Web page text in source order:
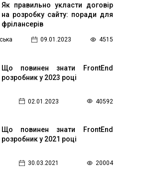
Як правильно укласти договір
на розробку сайту: поради для
фрілансерів
09.01.2023 4515
Що повинен знати FrontEnd
розробник у 2023 році
02.01.2023 40592
Що повинен знати FrontEnd
розробник у 2021 році
30.03.2021 20004